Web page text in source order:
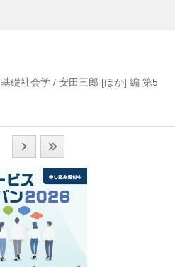
基礎社会学 / 安田三郎 [ほか] 編 第5